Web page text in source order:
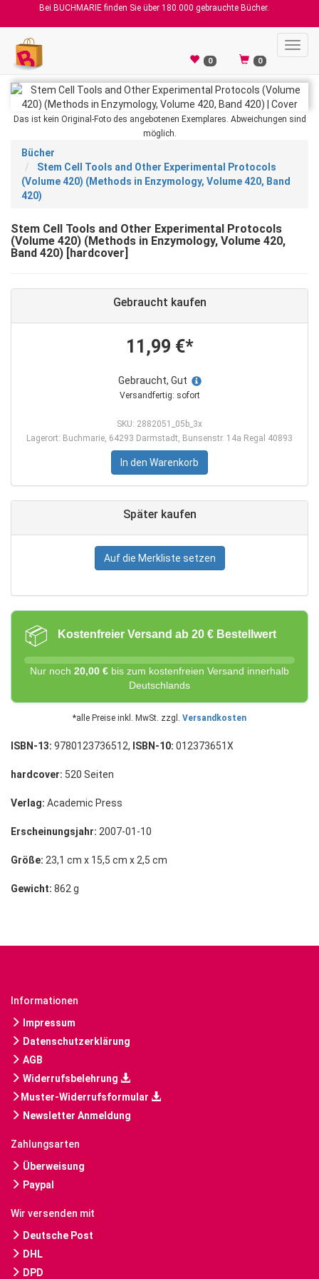
Bei BUCHMARIE finden Sie über 180.000 gebrauchte Bücher.
0 0
Das ist kein Original-Foto des angebotenen Exemplares. Abweichungen sind
möglich.
Bücher
Stem Cell Tools and Other Experimental Protocols
(Volume 420) (Methods in Enzymology, Volume 420, Band
420)
Stem Cell Tools and Other Experimental Protocols
(Volume 420) (Methods in Enzymology, Volume 420,
Band 420) [hardcover]
Gebraucht kaufen
11,99 €*
Gebraucht, Gut
Versandfertig: sofort
SKU: 2882051_05b_3x
Lagerort: Buchmarie, 64293 Darmstadt, Bunsenstr. 14a Regal 40893
In den Warenkorb
Später kaufen
Auf die Merkliste setzen
📦 Kostenfreier Versand ab 20 € Bestellwert
Nur noch 20,00 € bis zum kostenfreien Versand innerhalb
Deutschlands
*alle Preise inkl. MwSt. zzgl. Versandkosten
ISBN-13: 9780123736512, ISBN-10: 012373651X
hardcover: 520 Seiten
Verlag: Academic Press
Erscheinungsjahr: 2007-01-10
Größe: 23,1 cm x 15,5 cm x 2,5 cm
Gewicht: 862 g
Informationen
Impressum
Datenschutzerklärung
AGB
Widerrufsbelehrung
Muster-Widerrufsformular
Newsletter Anmeldung
Zahlungsarten
Überweisung
Paypal
Wir versenden mit
Deutsche Post
DHL
DPD